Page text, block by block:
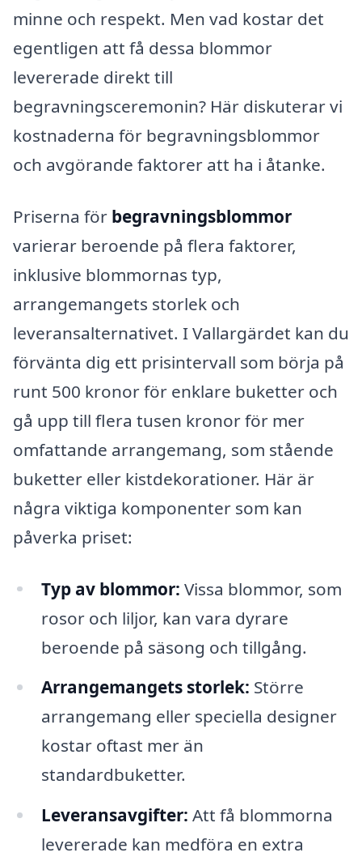
minne och respekt. Men vad kostar det
egentligen att få dessa blommor
levererade direkt till
begravningsceremonin? Här diskuterar vi
kostnaderna för begravningsblommor
och avgörande faktorer att ha i åtanke.
Priserna för begravningsblommor
varierar beroende på flera faktorer,
inklusive blommornas typ,
arrangemangets storlek och
leveransalternativet. I Vallargärdet kan du
förvänta dig ett prisintervall som börja på
runt 500 kronor för enklare buketter och
gå upp till flera tusen kronor för mer
omfattande arrangemang, som stående
buketter eller kistdekorationer. Här är
några viktiga komponenter som kan
påverka priset:
Typ av blommor: Vissa blommor, som
rosor och liljor, kan vara dyrare
beroende på säsong och tillgång.
Arrangemangets storlek: Större
arrangemang eller speciella designer
kostar oftast mer än
standardbuketter.
Leveransavgifter: Att få blommorna
levererade kan medföra en extra